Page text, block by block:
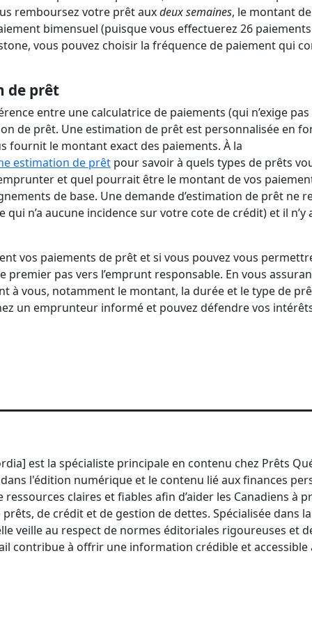
remboursez votre prêt auxdeux semaines, le montant
bimensuel (puisque vous effectuerez 26
vous pouvez choisir la fréquence de paiement qui
de prêt
entre une calculatrice de paiements (qui n’exige pas
de prêt. Une estimation de prêt est personnalisée en
fournit le montant exact des paiements. À la
estimation de prêt pour savoir à quels types de prêts
et quel pourrait être le montant de vos
de base. Une demande d’estimation de prêt ne
n’a aucune incidence sur votre cote de crédit) et il n’y
vos paiements de prêt et si vous pouvez vous
premier pas vers l’emprunt responsable. En vous
à vous, notamment le montant, la durée et le type de
un emprunteur informé et pouvez défendre vos
est la spécialiste principale en contenu chez Prêts
l'édition numérique et le contenu lié aux finances
claires et fiables afin d’aider les Canadiens à
de crédit et de gestion de dettes. Spécialisée dans
veille au respect de normes éditoriales rigoureuses et
contribue à offrir une information crédible et